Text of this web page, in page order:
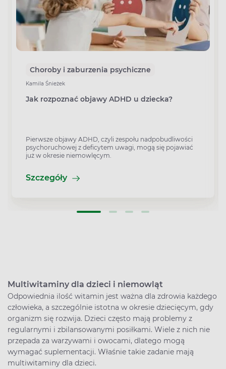
Choroby i zaburzenia psychiczne
Kamila Śnieżek
Jak rozpoznać objawy ADHD u dziecka?
Pierwsze objawy ADHD, czyli zespołu nadpobudliwości
psychoruchowej z deficytem uwagi, mogą się pojawiać
już w okresie niemowlęcym.
Szczegóły
Multiwitaminy dla dzieci i niemowląt
Odpowiednia ilość witamin jest ważna dla zdrowia każdego
człowieka, a szczególnie istotna w okresie dziecięcym, gdy
organizm się rozwija. Dzieci często mają problemy z
regularnymi i zbilansowanymi posiłkami. Wiele z nich nie
przepada za warzywami i owocami, dlatego mogą
wymagać suplementacji. Właśnie takie zadanie mają
multiwitaminy dla dzieci.